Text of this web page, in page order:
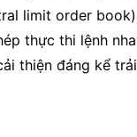
limit order
thực thi lệnh
thiện đáng kể